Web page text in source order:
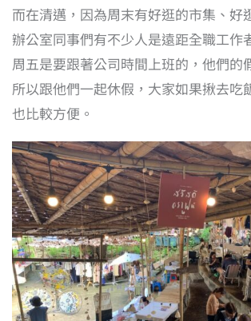
而在清邁，因為周末有好逛的市集、好
辦公室同事們有不少人是遠距全職工作
周五是要跟著公司時間上班的，他們的
所以跟他們一起休假，大家如果揪去吃
也比較方便。